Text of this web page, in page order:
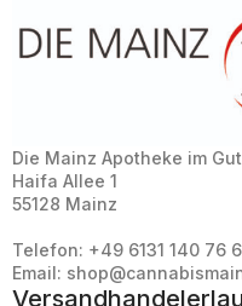
Die Mainz Apotheke im
Haifa Allee 1
55128 Mainz
Telefon: +49 6131 140 76
Email: